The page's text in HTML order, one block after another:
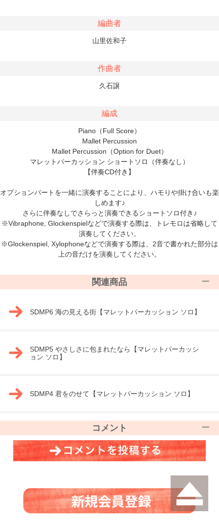
編曲者
山里佐和子
作曲者
久石譲
編成
Piano（Full Score）
Mallet Percussion
Mallet Percussion（Option for Duet）
マレットパーカッション ショートソロ（伴奏なし）
【伴奏CD付き】
オプションパートを一緒に演奏することにより、ハモりや掛け合いも楽
しめます♪
さらに伴奏なしでさらっと演奏できるショートソロ付き♪
※Vibraphone, Glockenspielなどで演奏する際は、トレモロは省略して
演奏してください。
※Glockenspiel, Xylophoneなどで演奏する際は、2音で書かれた部分は
上の音だけを演奏してください。
関連商品
SDMP6 海の見える街【マレットパーカッション ソロ】
SDMP5 やさしさに包まれたなら【マレットパーカッシ
ョン ソロ】
SDMP4 君をのせて【マレットパーカッション ソロ】
コメント